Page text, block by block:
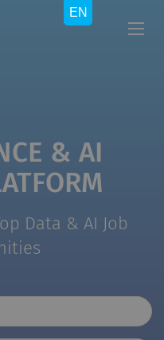
& AI
Data & AI Job